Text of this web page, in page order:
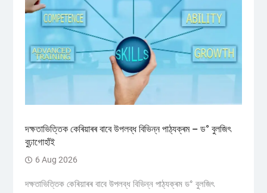
দক্ষতাভিত্তিক কেৰিয়াৰৰ বাবে উপলব্ধ বিভিন্ন পাঠ্যক্ৰম – ড° বুলজিৎ
বুঢ়াগোহাঁই
6 Aug 2026
দক্ষতাভিত্তিক কেৰিয়াৰৰ বাবে উপলব্ধ বিভিন্ন পাঠ্যক্ৰম ড° বুলজিৎ